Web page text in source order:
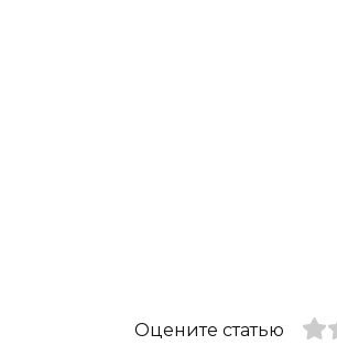
Оцените статью